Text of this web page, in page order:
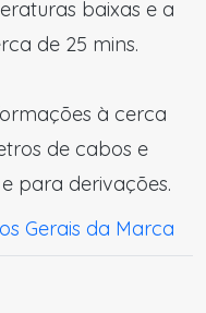
baixas e a
de 25 mins.
à cerca
de cabos e
para derivações.
Gerais da Marca